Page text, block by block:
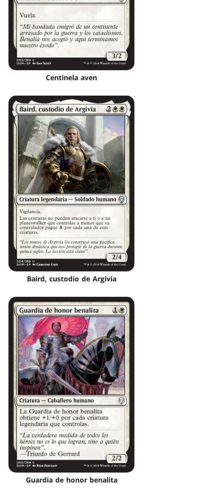
Centinela aven
Baird, custodio de Argivia
Guardia de honor benalita